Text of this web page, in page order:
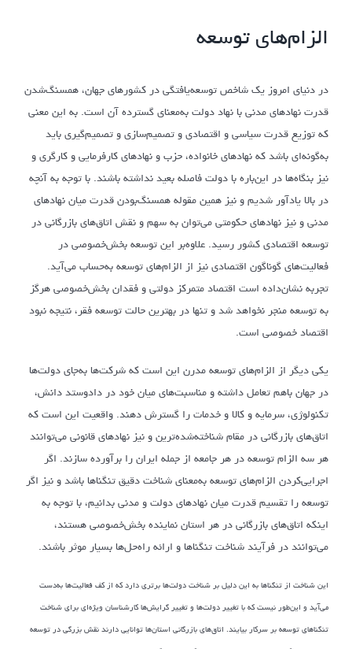
الزام‌های توسعه
در دنیای امروز یک شاخص توسعه‌یافتگی در کشورهای جهان، همسنگ‌شدن
قدرت نهادهای مدنی با نهاد دولت به‌معنای گسترده آن است. به این معنی
که توزیع قدرت سیاسی و اقتصادی و تصمیم‌سازی و تصمیم‌گیری باید
به‌گونه‌ای باشد که نهادهای خانواده، حزب و نهادهای کارفرمایی و کارگری و
نیز بنگاه‌ها در این‌باره با دولت فاصله بعید نداشته باشند. با توجه به آنچه
در بالا یاد‌آور شدیم و نیز همین مقوله همسنگ‌بودن قدرت میان نهادهای
مدنی و نیز نهادهای حکومتی می‌توان به سهم و نقش اتاق‌های بازرگانی در
توسعه اقتصادی کشور رسید. علاوه‌بر این توسعه بخش‌خصوصی در
فعالیت‌های گوناگون اقتصادی نیز از الزام‌های توسعه به‌حساب می‌آید.
تجربه نشان‌داده است اقتصاد متمرکز دولتی و فقدان بخش‌خصوصی هرگز
به توسعه منجر نخواهد شد و تنها در بهترین حالت توسعه فقر، نتیجه نبود
اقتصاد خصوصی است.
یکی دیگر از الزام‌های توسعه مدرن این است که شرکت‌ها به‌جای دولت‌ها
در جهان باهم تعامل داشته و مناسبت‌های میان خود در دادوستد دانش،
تکنولوژی، سرمایه و کالا و خدمات را گسترش دهند. واقعیت این است که
اتاق‌های بازرگانی در مقام شناخته‌شده‌ترین و نیز نهادهای قانونی می‌توانند
هر سه الزام توسعه در هر جامعه از جمله ایران را بر‌آورده سازند. اگر
اجرایی‌کردن الزام‌های توسعه به‌معنای شناخت دقیق تنگناها باشد و نیز اگر
توسعه را تقسیم قدرت میان نهادهای دولت و مدنی بدانیم، با توجه به
اینکه اتاق‌های بازرگانی در هر استان نماینده بخش‌خصوصی هستند،
می‌توانند در فرآیند شناخت تنگناها و ارائه راه‌حل‌ها بسیار موثر باشند.
این شناخت از تنگناها به این دلیل بر شناخت دولت‌ها برتری دارد که از کف فعالیت‌ها به‌دست
می‌آید و این‌طور نیست که با تغییر دولت‌ها و تغییر گرایش‌ها کارشناسان ویژه‌ای برای شناخت
تنگناهای توسعه بر سرکار بیایند. اتاق‌های بازرگانی استان‌ها توانایی دارند نقش بزرگی در توسعه